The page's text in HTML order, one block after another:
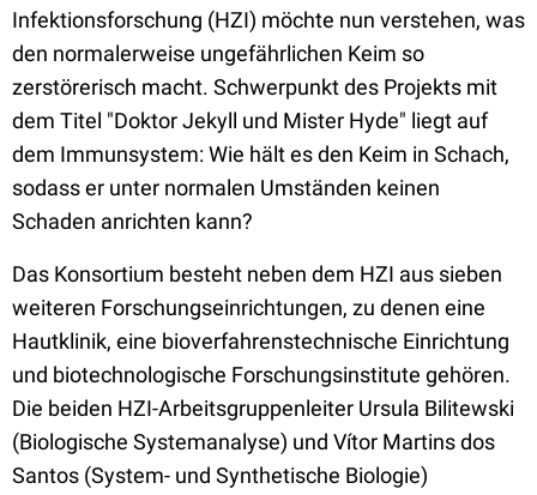
Infektionsforschung (HZI) möchte nun verstehen, was
den normalerweise ungefährlichen Keim so
zerstörerisch macht. Schwerpunkt des Projekts mit
dem Titel "Doktor Jekyll und Mister Hyde" liegt auf
dem Immunsystem: Wie hält es den Keim in Schach,
sodass er unter normalen Umständen keinen
Schaden anrichten kann?
Das Konsortium besteht neben dem HZI aus sieben
weiteren Forschungseinrichtungen, zu denen eine
Hautklinik, eine bioverfahrenstechnische Einrichtung
und biotechnologische Forschungsinstitute gehören.
Die beiden HZI-Arbeitsgruppenleiter Ursula Bilitewski
(Biologische Systemanalyse) und Vítor Martins dos
Santos (System- und Synthetische Biologie)